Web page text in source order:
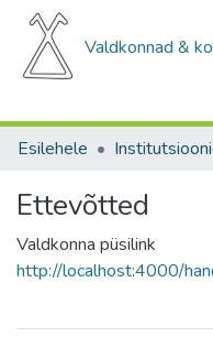
Valdkonnad &
Esilehele
Ettevõtted
Valdkonna püsilink
http://localhost:4000/